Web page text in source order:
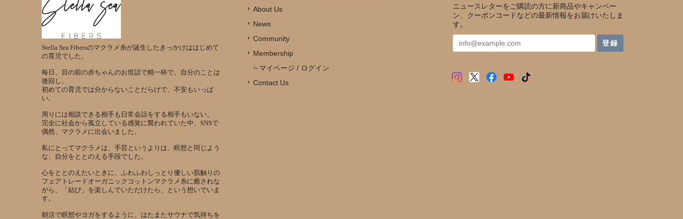
Stella Sea Fibersのマクラメ糸が誕生したきっかけははじめて
の育児でした。
毎日、目の前の赤ちゃんのお世話で精一杯で、自分のことは
後回し。
初めての育児では分からないことだらけで、不安もいっぱ
い。
周りには相談できる相手も日常会話をする相手もいない。
完全に社会から孤立している感覚に襲われていた中、SNSで
偶然、マクラメに出会いました。
私にとってマクラメは、手芸というよりは、瞑想と同じよう
な、自分をととのえる手段でした。
心をととのえたいときに、ふわふわしっとり優しい肌触りの
フェアトレードオーガニックコットンマクラメ糸に癒されな
がら、「結び」を楽しんでいただけたら、という想いでいま
す。
朝活で瞑想やヨガをするように、はたまたサウナで気持ちを
About Us
News
Community
Membership
マイページ / ログイン
Contact Us
ニュースレターをご購読の方に新商品やキャンペー
ン、クーポンコードなどの最新情報をお届けいたしま
す。
登録